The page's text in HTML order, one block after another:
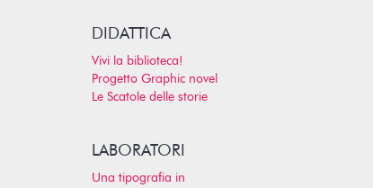
DIDATTICA
Vivi la biblioteca!
Progetto Graphic novel
Le Scatole delle storie
LABORATORI
Una tipografia in